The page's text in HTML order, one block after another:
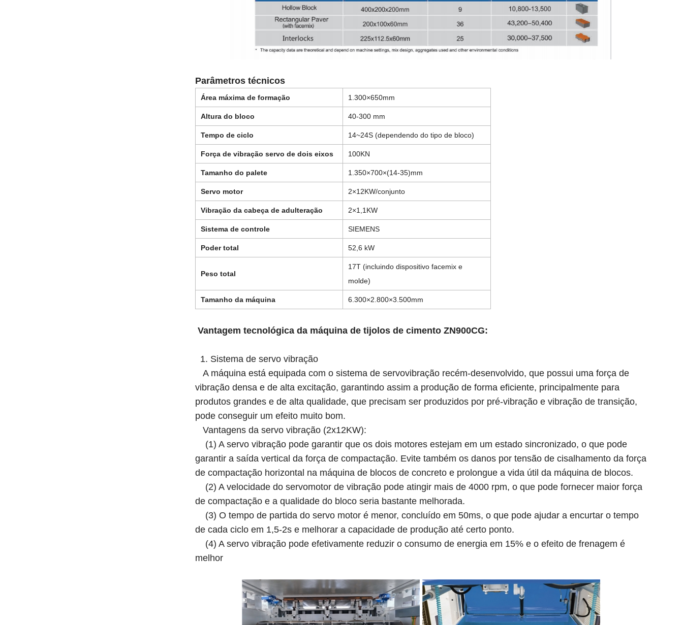
Parâmetros técnicos
Área máxima de formação 1.300×650mm
Altura do bloco 40-300 mm
Tempo de ciclo 14~24S (dependendo do tipo de bloco)
Força de vibração servo de dois eixos 100KN
Tamanho do palete 1.350×700×(14-35)mm
Servo motor 2×12KW/conjunto
Vibração da cabeça de adulteração 2×1,1KW
Sistema de controle SIEMENS
Poder total 52,6 kW
Peso total
17T (incluindo dispositivo facemix e
molde)
Tamanho da máquina 6.300×2.800×3.500mm
Vantagem tecnológica da máquina de tijolos de cimento ZN900CG:
1. Sistema de servo vibração
A máquina está equipada com o sistema de servovibração recém-desenvolvido, que possui uma força de
vibração densa e de alta excitação, garantindo assim a produção de forma eficiente, principalmente para
produtos grandes e de alta qualidade, que precisam ser produzidos por pré-vibração e vibração de transição,
pode conseguir um efeito muito bom.
Vantagens da servo vibração (2x12KW):
(1) A servo vibração pode garantir que os dois motores estejam em um estado sincronizado, o que pode
garantir a saída vertical da força de compactação. Evite também os danos por tensão de cisalhamento da força
de compactação horizontal na máquina de blocos de concreto e prolongue a vida útil da máquina de blocos.
(2) A velocidade do servomotor de vibração pode atingir mais de 4000 rpm, o que pode fornecer maior força
de compactação e a qualidade do bloco seria bastante melhorada.
(3) O tempo de partida do servo motor é menor, concluído em 50ms, o que pode ajudar a encurtar o tempo
de cada ciclo em 1,5-2s e melhorar a capacidade de produção até certo ponto.
(4) A servo vibração pode efetivamente reduzir o consumo de energia em 15% e o efeito de frenagem é
melhor